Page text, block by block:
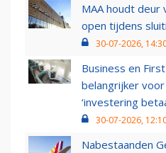
MAA houdt deur
open tijdens
30-07-2026,
Business en
belangrijker voor
‘investering
30-07-2026,
Nabestaanden